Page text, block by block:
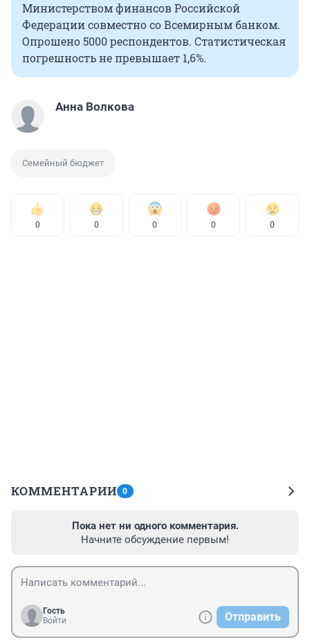
Министерством финансов Российской
Федерации совместно со Всемирным банком.
Опрошено 5000 респондентов. Статистическая
погрешность не превышает 1,6%.
Анна Волкова
Семейный бюджет
0 0 0 0 0
КОММЕНТАРИИ 0
Пока нет ни одного комментария.
Начните обсуждение первым!
Гость
Войти
Отправить